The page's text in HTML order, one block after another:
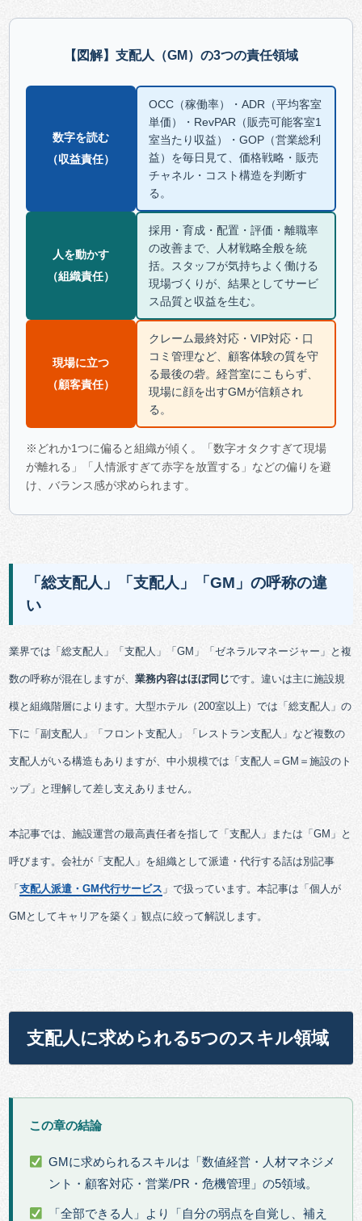
【図解】支配人（GM）の3つの責任領域
数字を読む
（収益責任）
OCC（稼働率）・ADR（平均客室
単価）・RevPAR（販売可能客室1
室当たり収益）・GOP（営業総利
益）を毎日見て、価格戦略・販売
チャネル・コスト構造を判断す
る。
人を動かす
（組織責任）
採用・育成・配置・評価・離職率
の改善まで、人材戦略全般を統
括。スタッフが気持ちよく働ける
現場づくりが、結果としてサービ
ス品質と収益を生む。
現場に立つ
（顧客責任）
クレーム最終対応・VIP対応・口
コミ管理など、顧客体験の質を守
る最後の砦。経営室にこもらず、
現場に顔を出すGMが信頼され
る。
※どれか1つに偏ると組織が傾く。「数字オタクすぎて現場
が離れる」「人情派すぎて赤字を放置する」などの偏りを避
け、バランス感が求められます。
「総支配人」「支配人」「GM」の呼称の違
い
業界では「総支配人」「支配人」「GM」「ゼネラルマネージャー」と複
数の呼称が混在しますが、業務内容はほぼ同じです。違いは主に施設規
模と組織階層によります。大型ホテル（200室以上）では「総支配人」の
下に「副支配人」「フロント支配人」「レストラン支配人」など複数の
支配人がいる構造もありますが、中小規模では「支配人＝GM＝施設のト
ップ」と理解して差し支えありません。
本記事では、施設運営の最高責任者を指して「支配人」または「GM」と
呼びます。会社が「支配人」を組織として派遣・代行する話は別記事
「支配人派遣・GM代行サービス 」で扱っています。本記事は「個人が
GMとしてキャリアを築く」観点に絞って解説します。
支配人に求められる5つのスキル領域
この章の結論
GMに求められるスキルは「数値経営・人材マネジメ
ント・顧客対応・営業/PR・危機管理」の5領域。
「全部できる人」より「自分の弱点を自覚し、補え